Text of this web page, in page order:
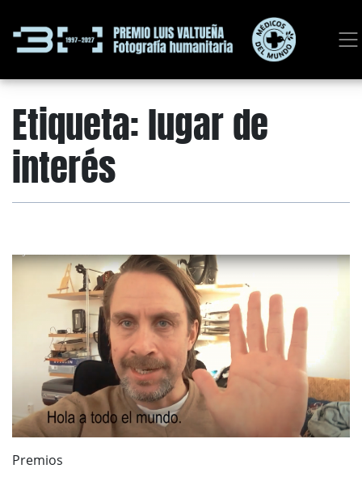
Etiqueta:lugar de
interés
Premios